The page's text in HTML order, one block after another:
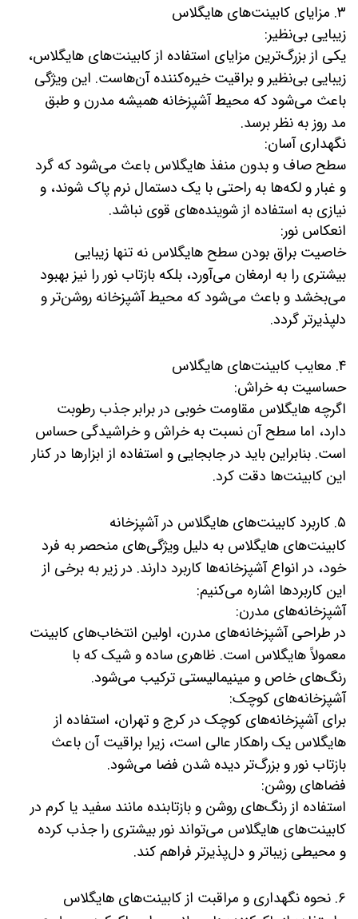
۳. مزایای کابینت‌های هایگلاس
زیبایی بی‌نظیر:
یکی از بزرگ‌ترین مزایای استفاده از کابینت‌های هایگلاس،
زیبایی بی‌نظیر و براقیت خیره‌کننده آن‌هاست. این ویژگی
باعث می‌شود که محیط آشپزخانه همیشه مدرن و طبق
مد روز به نظر برسد.
نگهداری آسان:
سطح صاف و بدون منفذ هایگلاس باعث می‌شود که گرد
و غبار و لکه‌ها به راحتی با یک دستمال نرم پاک شوند، و
نیازی به استفاده از شوینده‌های قوی نباشد.
انعکاس نور:
خاصیت براق بودن سطح هایگلاس نه تنها زیبایی
بیشتری را به ارمغان می‌آورد، بلکه بازتاب نور را نیز بهبود
می‌بخشد و باعث می‌شود که محیط آشپزخانه روشن‌تر و
دلپذیرتر گردد.
۴. معایب کابینت‌های هایگلاس
حساسیت به خراش:
اگرچه هایگلاس مقاومت خوبی در برابر جذب رطوبت
دارد، اما سطح آن نسبت به خراش و خراشیدگی حساس
است. بنابراین باید در جابجایی و استفاده از ابزارها در کنار
این کابینت‌ها دقت کرد.
۵. کاربرد کابینت‌های هایگلاس در آشپزخانه
کابینت‌های هایگلاس به دلیل ویژگی‌های منحصر به فرد
خود، در انواع آشپزخانه‌ها کاربرد دارند. در زیر به برخی از
این کاربردها اشاره می‌کنیم:
آشپزخانه‌های مدرن:
در طراحی آشپزخانه‌های مدرن، اولین انتخاب‌های کابینت
معمولاً هایگلاس است. ظاهری ساده و شیک که با
رنگ‌های خاص و مینیمالیستی ترکیب می‌شود.
آشپزخانه‌های کوچک:
برای آشپزخانه‌های کوچک در کرج و تهران، استفاده از
هایگلاس یک راهکار عالی است، زیرا براقیت آن باعث
بازتاب نور و بزرگ‌تر دیده شدن فضا می‌شود.
فضاهای روشن:
استفاده از رنگ‌های روشن و بازتابنده مانند سفید یا کرم در
کابینت‌های هایگلاس می‌تواند نور بیشتری را جذب کرده
و محیطی زیباتر و دل‌پذیرتر فراهم کند.
۶. نحوه نگهداری و مراقبت از کابینت‌های هایگلاس